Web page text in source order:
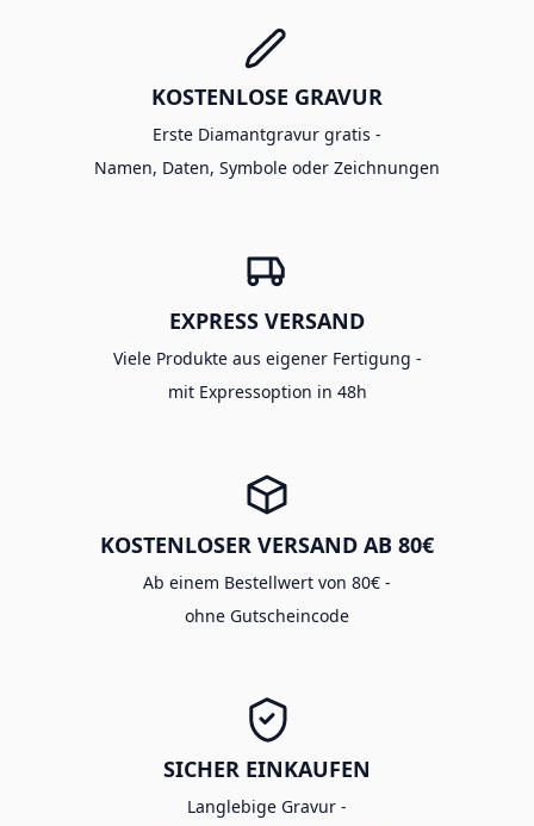
KOSTENLOSE GRAVUR
Erste Diamantgravur gratis -
Namen, Daten, Symbole oder Zeichnungen
EXPRESS VERSAND
Viele Produkte aus eigener Fertigung -
mit Expressoption in 48h
KOSTENLOSER VERSAND AB 80€
Ab einem Bestellwert von 80€ -
ohne Gutscheincode
SICHER EINKAUFEN
Langlebige Gravur -